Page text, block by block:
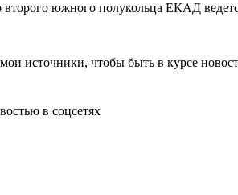
южного полукольца ЕКАД
источники, чтобы быть в курсе
в соцсетях